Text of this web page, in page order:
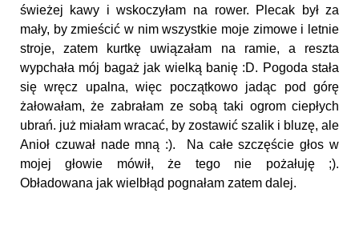
świeżej kawy i wskoczyłam na rower. Plecak był za
mały, by zmieścić w nim wszystkie moje zimowe i letnie
stroje, zatem kurtkę uwiązałam na ramie, a reszta
wypchała mój bagaż jak wielką banię :D. Pogoda stała
się wręcz upalna, więc początkowo jadąc pod górę
żałowałam, że zabrałam ze sobą taki ogrom ciepłych
ubrań. już miałam wracać, by zostawić szalik i bluzę, ale
Anioł czuwał nade mną :). Na całe szczęście głos w
mojej głowie mówił, że tego nie pożałuję ;).
Obładowana jak wielbłąd pognałam zatem dalej.